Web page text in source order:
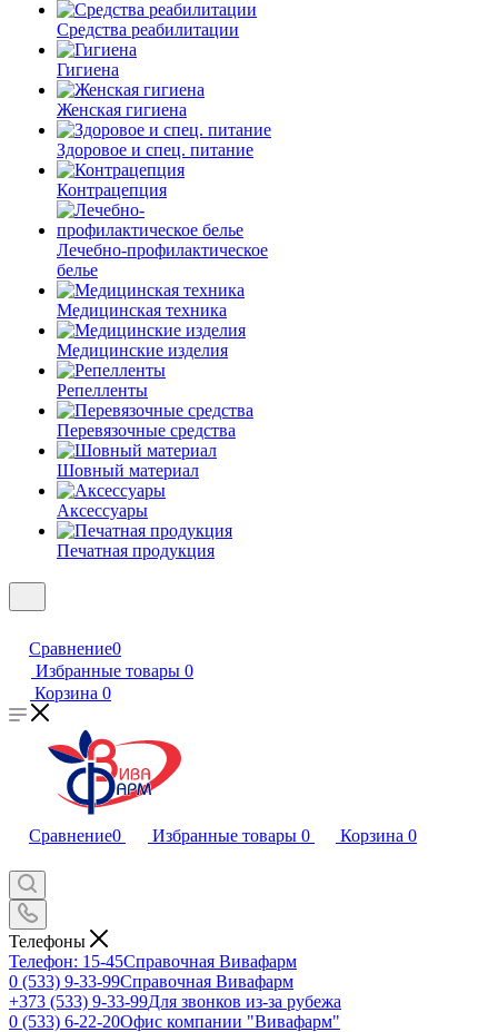
Средства реабилитации
Гигиена
Женская гигиена
Здоровое и спец. питание
Контрацепция
Лечебно-профилактическое
белье
Медицинская техника
Медицинские изделия
Репелленты
Перевязочные средства
Шовный материал
Аксессуары
Печатная продукция
Сравнение0
Избранные товары 0
Корзина 0
Сравнение0 Избранные товары 0 Корзина 0
Телефоны
Телефон: 15-45Справочная Вивафарм
0 (533) 9-33-99Справочная Вивафарм
+373 (533) 9-33-99Для звонков из-за рубежа
0 (533) 6-22-20Офис компании "Вивафарм"